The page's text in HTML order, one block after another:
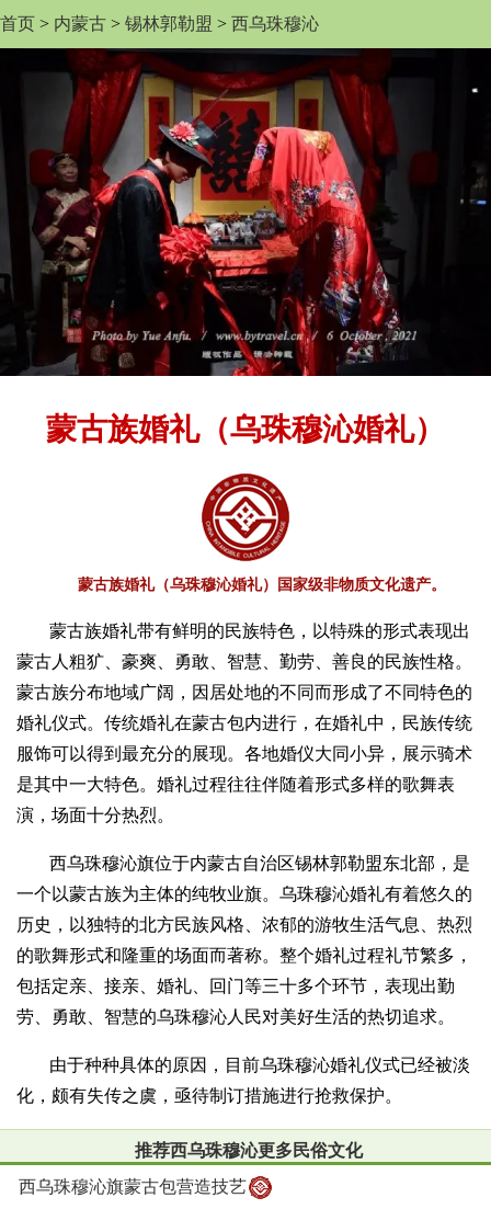
首页 > 内蒙古 > 锡林郭勒盟 > 西乌珠穆沁
蒙古族婚礼（乌珠穆沁婚礼）
蒙古族婚礼（乌珠穆沁婚礼）国家级非物质文化遗产。
蒙古族婚礼带有鲜明的民族特色，以特殊的形式表现出
蒙古人粗犷、豪爽、勇敢、智慧、勤劳、善良的民族性格。
蒙古族分布地域广阔，因居处地的不同而形成了不同特色的
婚礼仪式。传统婚礼在蒙古包内进行，在婚礼中，民族传统
服饰可以得到最充分的展现。各地婚仪大同小异，展示骑术
是其中一大特色。婚礼过程往往伴随着形式多样的歌舞表
演，场面十分热烈。
西乌珠穆沁旗位于内蒙古自治区锡林郭勒盟东北部，是
一个以蒙古族为主体的纯牧业旗。乌珠穆沁婚礼有着悠久的
历史，以独特的北方民族风格、浓郁的游牧生活气息、热烈
的歌舞形式和隆重的场面而著称。整个婚礼过程礼节繁多，
包括定亲、接亲、婚礼、回门等三十多个环节，表现出勤
劳、勇敢、智慧的乌珠穆沁人民对美好生活的热切追求。
由于种种具体的原因，目前乌珠穆沁婚礼仪式已经被淡
化，颇有失传之虞，亟待制订措施进行抢救保护。
推荐西乌珠穆沁更多民俗文化
西乌珠穆沁旗蒙古包营造技艺